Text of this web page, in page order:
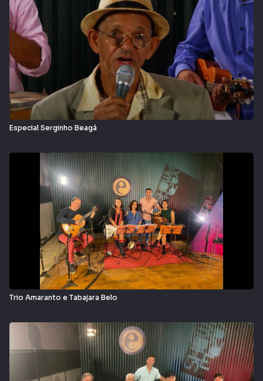
Especial Serginho Beagá
Trio Amaranto e Tabajara Belo